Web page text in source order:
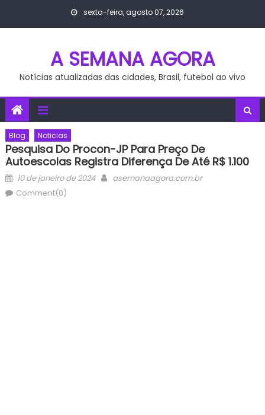
sexta-feira, agosto 07, 2026
A SEMANA AGORA
Notícias atualizadas das cidades, Brasil, futebol ao vivo
Blog Noticias
Pesquisa Do Procon-JP Para Preço De
Autoescolas Registra Diferença De Até R$ 1.100
Posted
on
10 de janeiro de 2024 Author
asemanaagora.com.br
Comment(0)